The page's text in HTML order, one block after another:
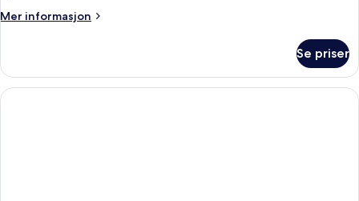
Mer informasjon
Mer
Se priser